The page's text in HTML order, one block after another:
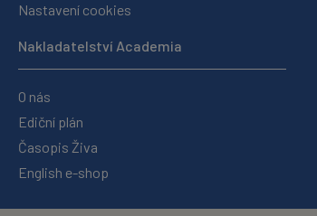
Nastavení cookies
Nakladatelství Academia
O nás
Ediční plán
Časopis Živa
English e-shop